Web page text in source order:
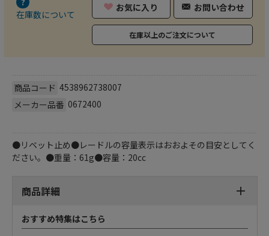
在庫数について
お気に入り お問い合わせ
在庫以上のご注文について
商品コード 4538962738007
メーカー品番 0672400
●リベット止め●レードルの容量表示はおおよその目安としてく
ださい。●重量：61g●容量：20cc
商品詳細
おすすめ特集はこちら